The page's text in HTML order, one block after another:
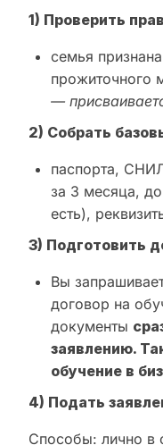
1) Проверить
семья
прожиточного
—
2) Собрать
паспорта,
за 3 месяца,
есть),
3) Подготовить
Вы
договор на
документы
заявлению.
обучение в
4) Подать
Способы: лично в